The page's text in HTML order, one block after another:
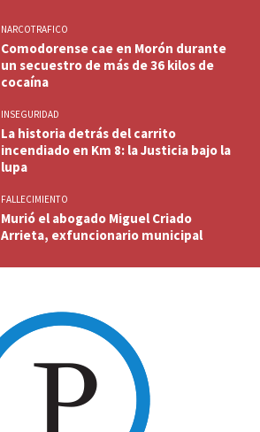
NARCOTRAFICO
Comodorense cae en Morón durante
un secuestro de más de 36 kilos de
cocaína
INSEGURIDAD
La historia detrás del carrito
incendiado en Km 8: la Justicia bajo la
lupa
FALLECIMIENTO
Murió el abogado Miguel Criado
Arrieta, exfuncionario municipal